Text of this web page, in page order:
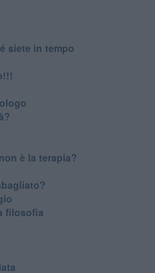
siete in tempo
è la terapia?
filosofia